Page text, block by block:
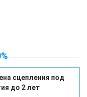
сцепления под
до 2 лет